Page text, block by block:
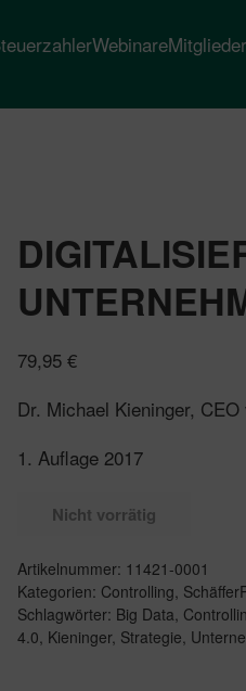
Webinare
79,95 €
Dr. Michael Kieninger,
1. Auflage 2017
Nicht vorrätig
Artikelnummer: 11421-0001
Kategorien: Controlling,
Schlagwörter: Big Data,
4.0, Kieninger, Strategie,